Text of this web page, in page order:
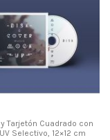
Tarjetón Cuadrado con
Selectivo, 12×12 cm